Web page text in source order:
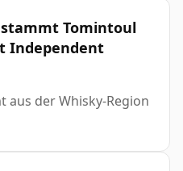
Tomintoul
Independent
aus der Whisky-Region